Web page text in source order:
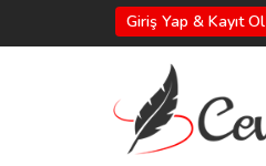
Giriş Yap & Kayıt Ol